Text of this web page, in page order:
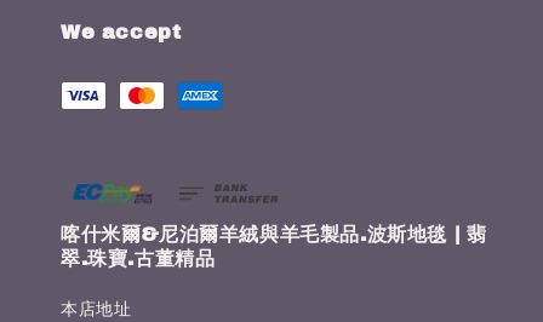
We accept
喀什米爾&尼泊爾羊絨與羊毛製品.波斯地毯 | 翡
翠.珠寶.古董精品
本店地址